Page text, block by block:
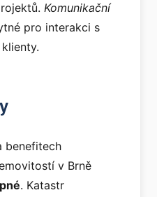
Komunikační
pro interakci s
benefitech
v Brně
. Katastr